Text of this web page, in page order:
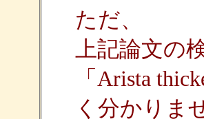
ただ、
上記論文の
「Arista
く分かりま